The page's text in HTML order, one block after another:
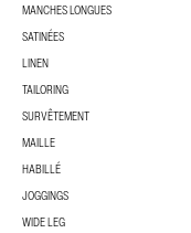
MANCHES LONGUES
SATINÉES
LINEN
TAILORING
SURVÊTEMENT
MAILLE
HABILLÉ
JOGGINGS
WIDE LEG